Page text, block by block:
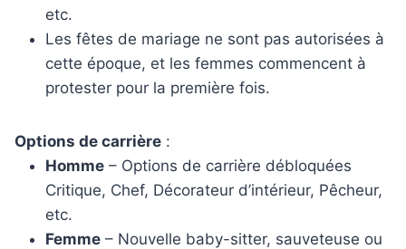
etc.
Les fêtes de mariage ne sont pas autorisées à
cette époque, et les femmes commencent à
protester pour la première fois.
Options de carrière :
Homme – Options de carrière débloquées
Critique, Chef, Décorateur d’intérieur, Pêcheur,
etc.
Femme – Nouvelle baby-sitter, sauveteuse ou